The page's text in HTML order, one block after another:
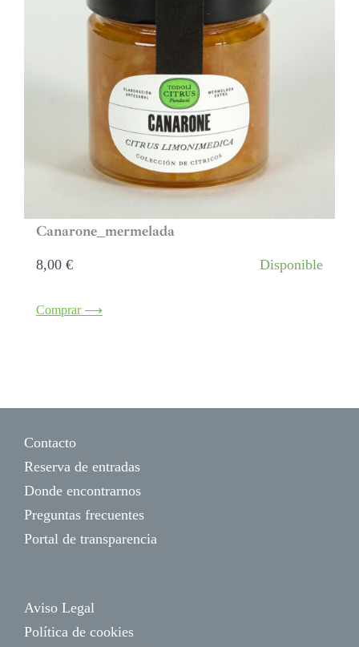
Canarone_mermelada
8,00 € Disponible
Comprar ⟶
Contacto
Reserva de entradas
Donde encontrarnos
Preguntas frecuentes
Portal de transparencia
Aviso Legal
Política de cookies